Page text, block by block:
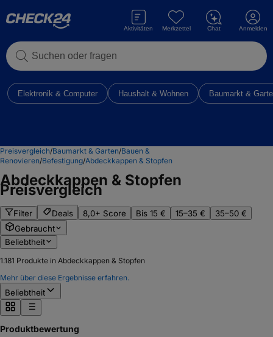
Suchen oder fragen
Aktivitäten Merkzettel Chat Anmelden
Elektronik & Computer Haushalt & Wohnen Baumarkt &
Preisvergleich/Baumarkt & Garten/Bauen &
Renovieren/Befestigung/Abdeckkappen & Stopfen
Abdeckkappen & Stopfen
Preisvergleich
Filter Deals 8,0+ Score Bis 15 € 15–35 €
35–50 €
Gebraucht
Beliebtheit
1.181 Produkte in Abdeckkappen & Stopfen
Mehr über diese Ergebnisse erfahren.
Beliebtheit
Produktbewertung